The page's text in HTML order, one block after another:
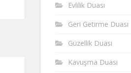
Evlilik Duası
Geri Getirme Duası
Güzellik Duası
Kavuşma Duası